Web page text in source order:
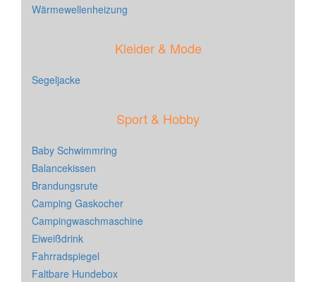
Wärmewellenheizung
Kleider & Mode
Segeljacke
Sport & Hobby
Baby Schwimmring
Balancekissen
Brandungsrute
Camping Gaskocher
Campingwaschmaschine
Eiweißdrink
Fahrradspiegel
Faltbare Hundebox